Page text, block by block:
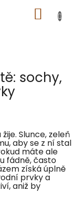
KOŠÍK
sochy,
Slunce, zeleň
aby se z ní stal
máte ale
fádně, často
získá úplně
prvky a
aniž by